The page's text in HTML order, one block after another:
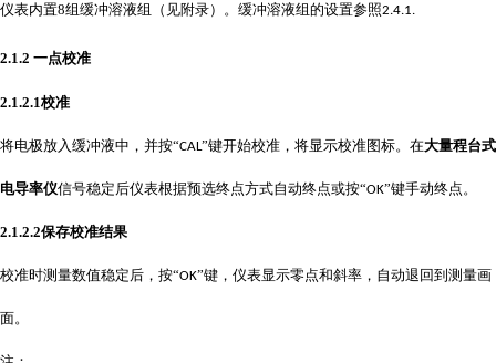
仪表内置8组缓冲溶液组（见附录）。缓冲溶液组的设置参照2.4.1.
2.1.2 一点校准
2.1.2.1校准
将电极放入缓冲液中，并按“CAL”键开始校准，将显示校准图标。在大量程台式
电导率仪信号稳定后仪表根据预选终点方式自动终点或按“OK”键手动终点。
2.1.2.2保存校准结果
校准时测量数值稳定后，按“OK”键，仪表显示零点和斜率，自动退回到测量画
面。